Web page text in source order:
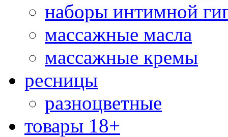
наборы интимной
массажные масла
массажные кремы
ресницы
разноцветные
товары 18+